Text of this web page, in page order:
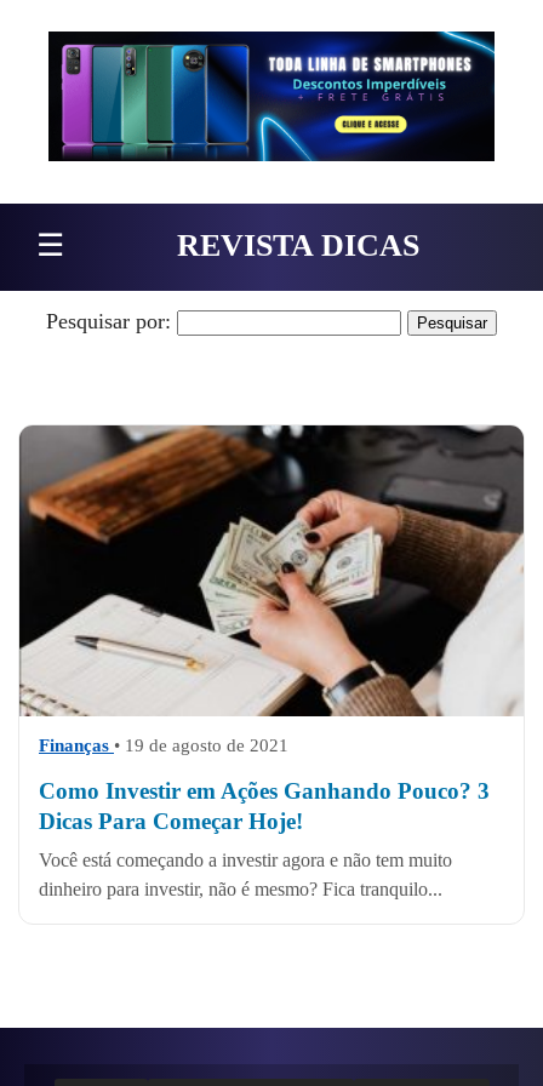
Pular para o conteúdo
☰ REVISTA DICAS
Pesquisar por:
Finanças • 19 de agosto de 2021
Como Investir em Ações Ganhando Pouco? 3
Dicas Para Começar Hoje!
Você está começando a investir agora e não tem muito
dinheiro para investir, não é mesmo? Fica tranquilo...